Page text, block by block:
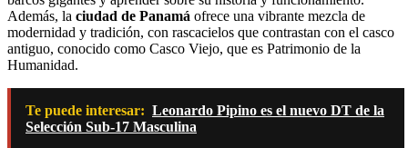
Además, la ciudad de Panamá ofrece una vibrante mezcla de
modernidad y tradición, con rascacielos que contrastan con el casco
antiguo, conocido como Casco Viejo, que es Patrimonio de la
Humanidad.
Te puede interesar: Leonardo Pipino es el nuevo DT de la
Selección Sub-17 Masculina